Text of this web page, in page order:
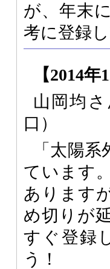
が、年末
考に登録
【2014年
山岡均
口）
「太陽
ています
あります
め切りが
すぐ登録
う！